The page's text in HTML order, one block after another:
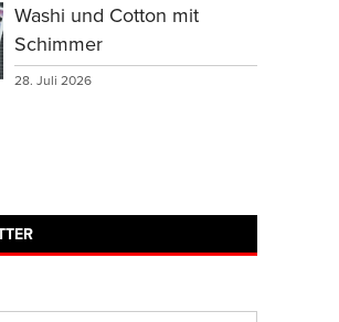
Washi und Cotton mit
Schimmer
28. Juli 2026